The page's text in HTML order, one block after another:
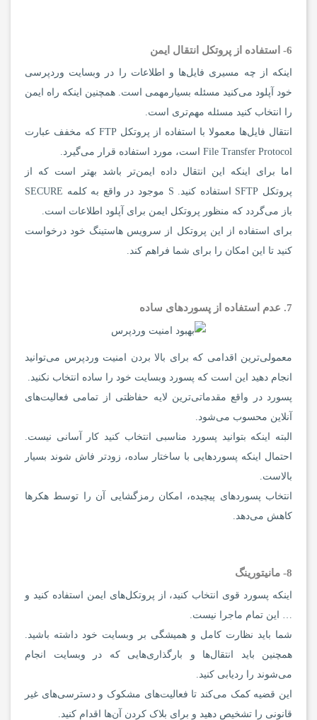
6- استفاده از پروتکل انتقال ایمن
اینکه از چه مسیری فایل‌ها و اطلاعات را در وبسایت وردپرسی
خود آپلود می‌کنید مسئله بسیارمهمی است. همچنین اینکه راه ایمن
را انتخاب کنید مسئله مهم‌تری است.
انتقال فایل‌ها معمولا با استفاده از پروتکل FTP که مخفف عبارت
File Transfer Protocol است، مورد استفاده قرار می‌گیرد.
اما برای اینکه این انتقال داده ایمن‌تر باشد بهتر است که از
پروتکل SFTP استفاده کنید. S موجود در واقع به کلمه SECURE
باز می‌گردد که منظور پروتکل ایمن برای آپلود اطلاعات است.
برای استفاده از این پروتکل از سرویس هاستینگ خود درخواست
کنید تا این امکان را برای شما فراهم کند.
7. عدم استفاده از پسوردهای ساده
معمولی‌ترین اقدامی که برای بالا بردن امنیت وردپرس می‌توانید
انجام دهید این است که پسورد وبسایت خود را ساده انتخاب نکنید.
پسورد در واقع مقدماتی‌ترین لایه حفاظتی از تمامی فعالیت‌های
آنلاین محسوب می‌شود.
البته اینکه بتوانید پسورد مناسبی انتخاب کنید کار آسانی نیست.
احتمال اینکه پسوردهایی با ساختار ساده، زودتر فاش شوند بسیار
بالاست.
انتخاب پسوردهای پیچیده، امکان رمزگشایی آن را توسط هکرها
کاهش می‌دهد.
8- مانیتورینگ
اینکه پسورد قوی انتخاب کنید، از پروتکل‌های ایمن استفاده کنید و
… این تمام ماجرا نیست.
شما باید نظارت کامل و همیشگی بر وبسایت خود داشته باشید.
همچنین باید انتقال‌ها و بارگذاری‌هایی که در وبسایت انجام
می‌شوند را ردیابی کنید.
این قضیه کمک می‌کند تا فعالیت‌های مشکوک و دسترسی‌های غیر
قانونی را تشخیص دهید و برای بلاک کردن آن‌ها اقدام کنید.